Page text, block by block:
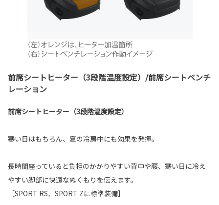
前席シートヒーター（3段階温度設定）/前席シートベンチ
レーション
前席シートヒーター（3段階温度設定）
寒い日はもちろん、夏の冷房中にも効果を発揮。
長時間座っていると負担のかかりやすい背中や腰、寒い日に冷え
やすい脚部に快適なぬくもりを伝えます。
［SPORT RS、SPORT Zに標準装備］